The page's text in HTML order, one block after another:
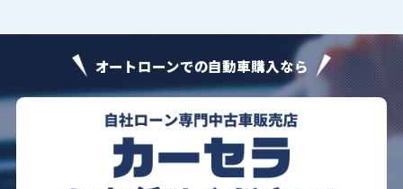
オートローンでの自動車購入なら